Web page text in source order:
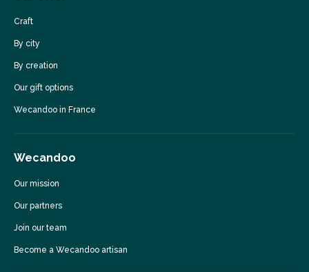
Craft
By city
By creation
Our gift options
Wecandoo in France
Wecandoo
Our mission
Our partners
Join our team
Become a Wecandoo artisan